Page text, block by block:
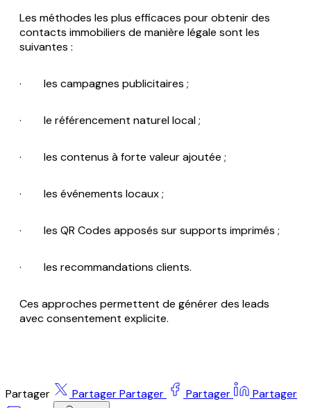
Les méthodes les plus efficaces pour obtenir des
contacts immobiliers de manière légale sont les
suivantes :
· les campagnes publicitaires ;
· le référencement naturel local ;
· les contenus à forte valeur ajoutée ;
· les événements locaux ;
· les QR Codes apposés sur supports imprimés ;
· les recommandations clients.
Ces approches permettent de générer des leads
avec consentement explicite.
Partager PartagerPartager Partager
Partager